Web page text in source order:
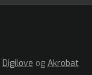
Digilove og Akrobat